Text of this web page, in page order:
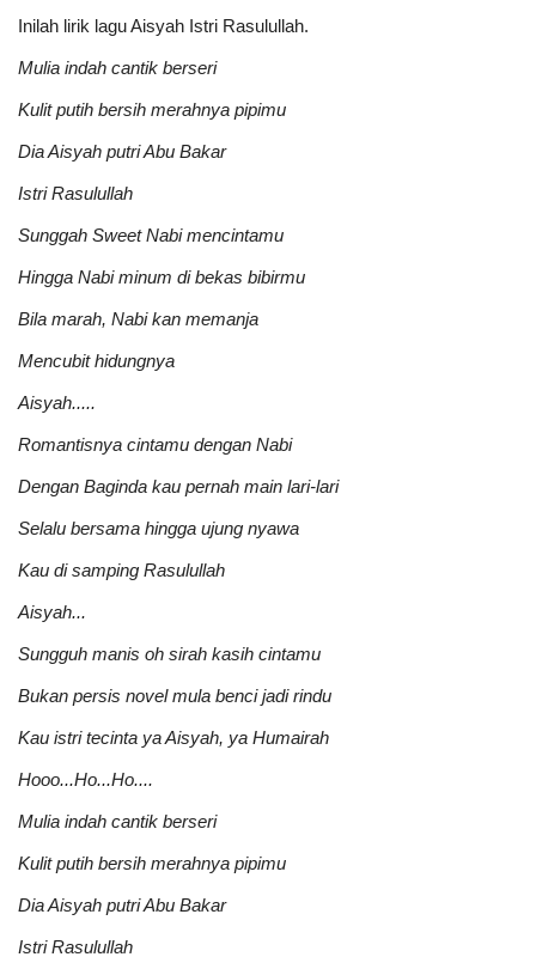
Inilah lirik lagu Aisyah Istri Rasulullah.
Mulia indah cantik berseri
Kulit putih bersih merahnya pipimu
Dia Aisyah putri Abu Bakar
Istri Rasulullah
Sunggah Sweet Nabi mencintamu
Hingga Nabi minum di bekas bibirmu
Bila marah, Nabi kan memanja
Mencubit hidungnya
Aisyah.....
Romantisnya cintamu dengan Nabi
Dengan Baginda kau pernah main lari-lari
Selalu bersama hingga ujung nyawa
Kau di samping Rasulullah
Aisyah...
Sungguh manis oh sirah kasih cintamu
Bukan persis novel mula benci jadi rindu
Kau istri tecinta ya Aisyah, ya Humairah
Hooo...Ho...Ho....
Mulia indah cantik berseri
Kulit putih bersih merahnya pipimu
Dia Aisyah putri Abu Bakar
Istri Rasulullah